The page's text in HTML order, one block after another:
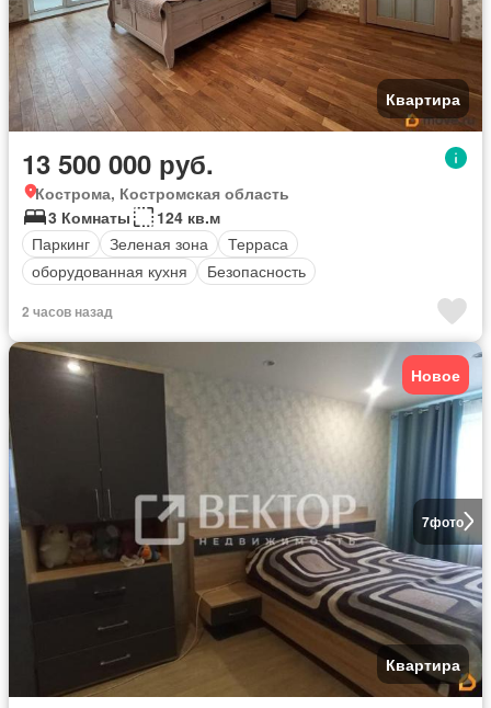
Квартира
13 500 000 руб.
Кострома, Костромская область
3 Комнаты
124 кв.м
Паркинг
Зеленая зона
Терраса
оборудованная кухня
Безопасность
2 часов назад
7фото
Новое
Квартира